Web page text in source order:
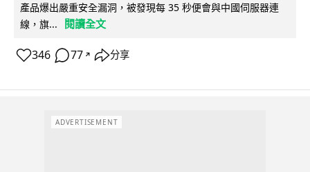
產品爆出嚴重安全漏洞，被發現每 35 秒便會與中國伺服器連
線，旗...
閱讀全文
346 77 ↗ 分享
ADVERTISEMENT